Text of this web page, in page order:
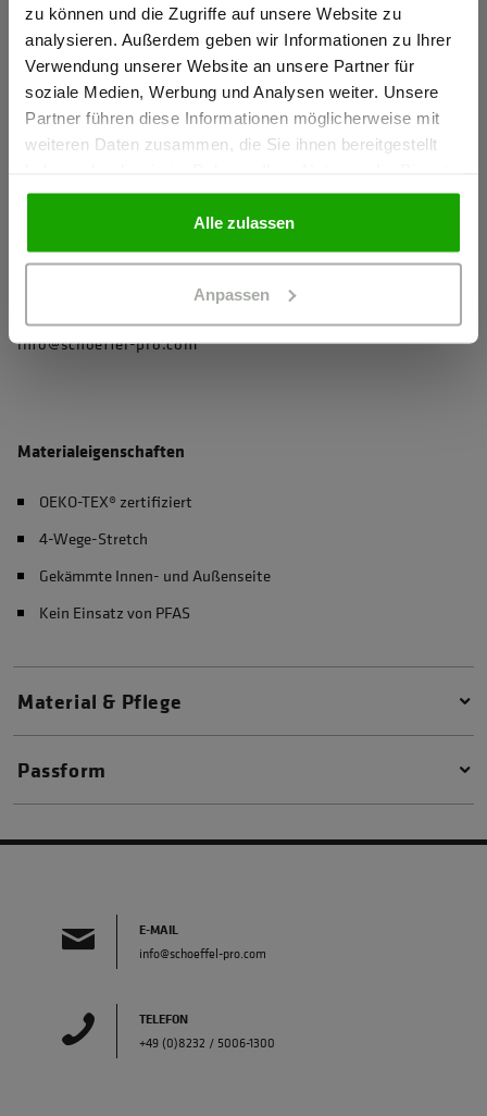
zu können und die Zugriffe auf unsere Website zu
analysieren. Außerdem geben wir Informationen zu Ihrer
Verwendung unserer Website an unsere Partner für
soziale Medien, Werbung und Analysen weiter. Unsere
Partner führen diese Informationen möglicherweise mit
weiteren Daten zusammen, die Sie ihnen bereitgestellt
gesammelt haben.
Alle zulassen
Anpassen
mehr Komfort
Reißverschlüsse mit Zipperpuller für einfaches Öffnen und
Schließen
2 Seitentaschen mit Reißverschluss
Herstellerangaben
Schöffel PRO GmbH, Albert-Einstein-Strasse 1, 86830
info@schoeffel-pro.com
Materialeigenschaften
OEKO-TEX® zertifiziert
4-Wege-Stretch
Gekämmte Innen- und Außenseite
Kein Einsatz von PFAS
Material & Pflege
Passform
E-MAIL
info@schoeffel-pro.com
TELEFON
+49 (0)8232 / 5006-1300
Ich bestätige, dass ich Gewerbetreibender bin. Alle
Preise werden netto ausgewiesen.